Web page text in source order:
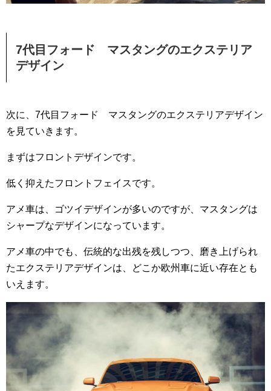
7代目フォード マスタングのエクステリア
デザイン
次に、7代目フォード マスタングのエクステリアデザイン
を見ていきます。
まずはフロントデザインです。
低く抑えたフロントフェイスです。
アメ車は、ゴツイデザインが多いのですが、マスタングは
シャープなデザインになっています。
アメ車の中でも、伝統的な出残を残しつつ、磨き上げられ
たエクステリアデザインは、どこか欧州車に近い存在とも
いえます。